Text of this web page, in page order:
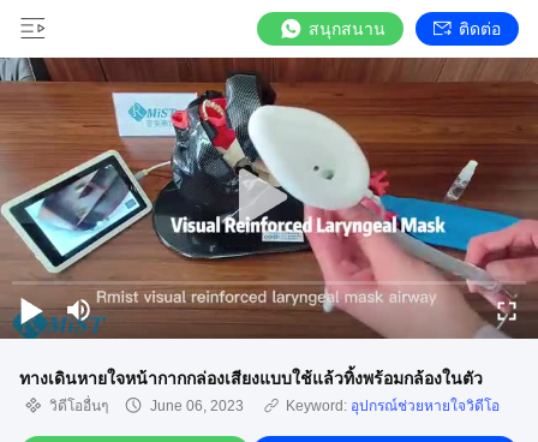
สนุกสนาน ติดต่อ
ทางเดินหายใจหน้ากากกล่องเสียงแบบใช้แล้วทิ้งพร้อมกล้องในตัว
วิดีโออื่นๆ June 06, 2023 Keyword: อุปกรณ์ช่วยหายใจวิดีโอ